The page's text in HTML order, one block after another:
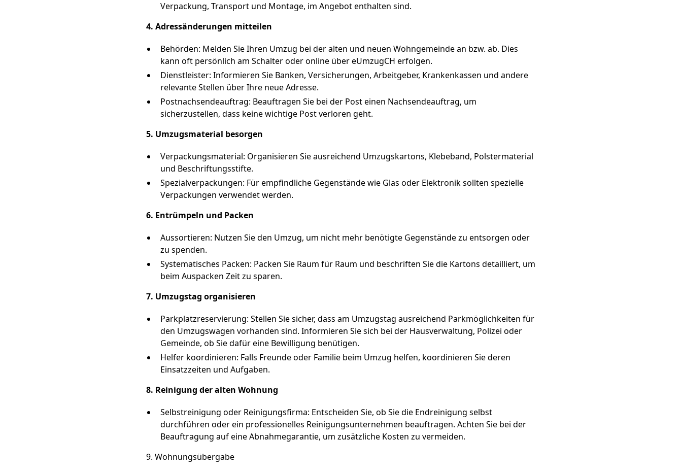
Verpackung, Transport und Montage, im Angebot enthalten sind.
4. Adressänderungen mitteilen
Behörden: Melden Sie Ihren Umzug bei der alten und neuen Wohngemeinde an bzw. ab. Dies
kann oft persönlich am Schalter oder online über eUmzugCH erfolgen.
Dienstleister: Informieren Sie Banken, Versicherungen, Arbeitgeber, Krankenkassen und andere
relevante Stellen über Ihre neue Adresse.
Postnachsendeauftrag: Beauftragen Sie bei der Post einen Nachsendeauftrag, um
sicherzustellen, dass keine wichtige Post verloren geht.
5. Umzugsmaterial besorgen
Verpackungsmaterial: Organisieren Sie ausreichend Umzugskartons, Klebeband, Polstermaterial
und Beschriftungsstifte.
Spezialverpackungen: Für empfindliche Gegenstände wie Glas oder Elektronik sollten spezielle
Verpackungen verwendet werden.
6. Entrümpeln und Packen
Aussortieren: Nutzen Sie den Umzug, um nicht mehr benötigte Gegenstände zu entsorgen oder
zu spenden.
Systematisches Packen: Packen Sie Raum für Raum und beschriften Sie die Kartons detailliert, um
beim Auspacken Zeit zu sparen.
7. Umzugstag organisieren
Parkplatzreservierung: Stellen Sie sicher, dass am Umzugstag ausreichend Parkmöglichkeiten für
den Umzugswagen vorhanden sind. Informieren Sie sich bei der Hausverwaltung, Polizei oder
Gemeinde, ob Sie dafür eine Bewilligung benütigen.
Helfer koordinieren: Falls Freunde oder Familie beim Umzug helfen, koordinieren Sie deren
Einsatzzeiten und Aufgaben.
8. Reinigung der alten Wohnung
Selbstreinigung oder Reinigungsfirma: Entscheiden Sie, ob Sie die Endreinigung selbst
durchführen oder ein professionelles Reinigungsunternehmen beauftragen. Achten Sie bei der
Beauftragung auf eine Abnahmegarantie, um zusätzliche Kosten zu vermeiden.
9. Wohnungsübergabe